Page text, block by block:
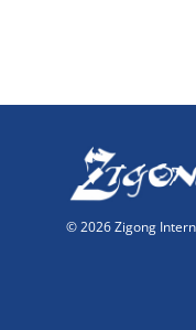
© 2026 Zigong